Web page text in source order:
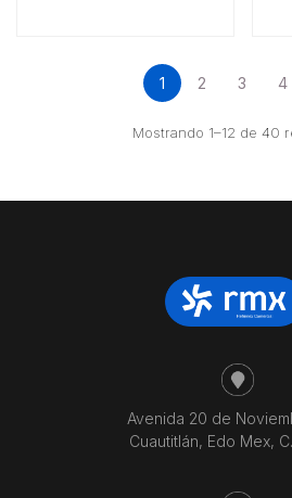
1 2 3 4
Mostrando 1–12 de 40
Avenida 20 de
Cuautitlán, Edo Mex,